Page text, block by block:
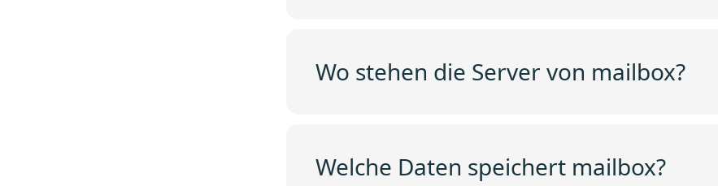
Wo stehen die Server von mailbox?
Welche Daten speichert mailbox?